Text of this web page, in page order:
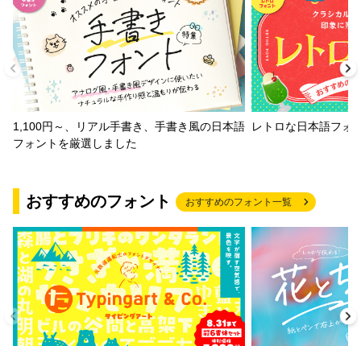
1,100円～、リアル手書き、手書き風の日本語
フォントを厳選しました
レトロな日本語フォ
おすすめのフォント おすすめのフォント一覧